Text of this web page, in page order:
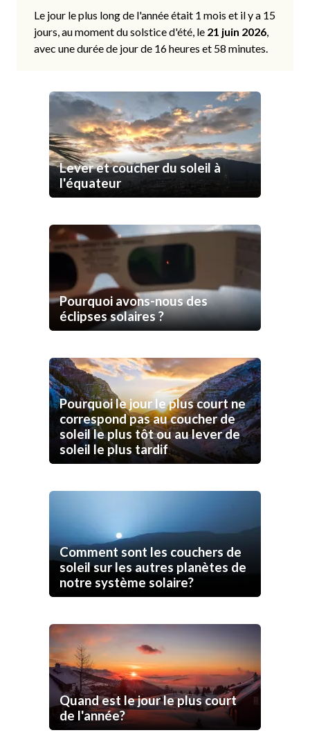
Le jour le plus long de l'année était 1 mois et il y a 15
jours, au moment du solstice d'été, le 21 juin 2026,
avec une durée de jour de 16 heures et 58 minutes.
Lever et coucher du soleil à
l'équateur
Pourquoi avons-nous des
éclipses solaires ?
Pourquoi le jour le plus court ne
correspond pas au coucher de
soleil le plus tôt ou au lever de
soleil le plus tardif
Comment sont les couchers de
soleil sur les autres planètes de
notre système solaire?
Quand est le jour le plus court
de l'année?